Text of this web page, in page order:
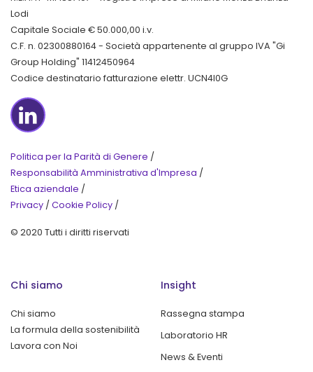
Lodi
Capitale Sociale € 50.000,00 i.v.
C.F. n. 02300880164 - Società appartenente al gruppo IVA "Gi
Group Holding" 11412450964
Codice destinatario fatturazione elettr. UCN4I0G
Politica per la Parità di Genere /
Responsabilità Amministrativa d'Impresa /
Etica aziendale /
Privacy / Cookie Policy /
© 2020 Tutti i diritti riservati
Chi siamo
Chi siamo
La formula della sostenibilità
Lavora con Noi
Insight
Rassegna stampa
Laboratorio HR
News & Eventi